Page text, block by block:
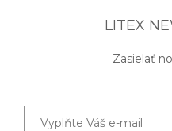
LITEX
Zasielať